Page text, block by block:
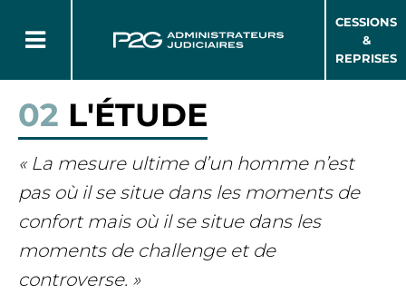
CESSIONS
&
REPRISES
02 L'ÉTUDE
« La mesure ultime d’un homme n’est
pas où il se situe dans les moments de
confort mais où il se situe dans les
moments de challenge et de
controverse. »